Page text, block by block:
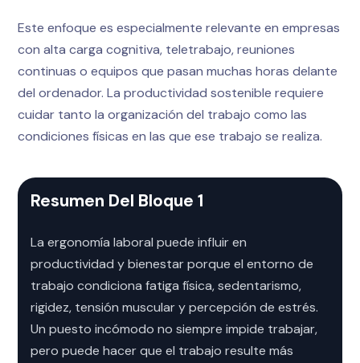
Este enfoque es especialmente relevante en empresas
con alta carga cognitiva, teletrabajo, reuniones
continuas o equipos que pasan muchas horas delante
del ordenador. La productividad sostenible requiere
cuidar tanto la organización del trabajo como las
condiciones físicas en las que ese trabajo se realiza.
Resumen Del Bloque 1
La ergonomía laboral puede influir en
productividad y bienestar porque el entorno de
trabajo condiciona fatiga física, sedentarismo,
rigidez, tensión muscular y percepción de estrés.
Un puesto incómodo no siempre impide trabajar,
pero puede hacer que el trabajo resulte más